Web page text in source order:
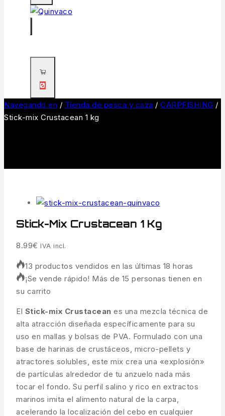
0
Navegando en / Tienda de pesca y caza / CARPFISHING /
Stick-mix Crustacean 1 kg
Stick-Mix Crustacean 1 Kg
8.99€ IVA incl.
13 productos vendidos en las últimas 18 horas
¡Se vende rápido! Más de 15 personas tienen en
su carrito
El Stick-mix Crustacean es una mezcla técnica de
alta atracción diseñada específicamente para su
uso en mallas y bolsas de PVA. Formulado con una
base de harinas de crustáceos, micro-pellets y
atractores solubles, este mix crea una «explosión»
de partículas alrededor de tu anzuelo nada más
tocar el fondo. Su perfil salino y rico en extractos
marinos imita el alimento natural de la carpa,
acelerando la localización del cebo en cualquier